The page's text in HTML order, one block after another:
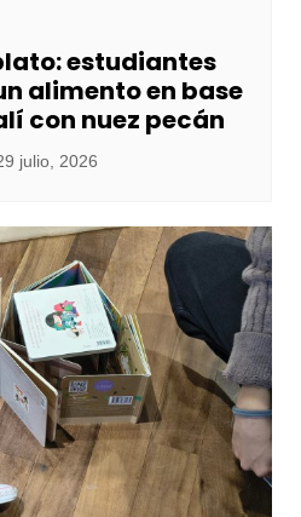
estudiantes
alimento en base
con nuez pecán
julio, 2026